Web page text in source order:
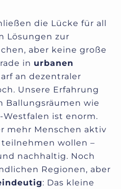
die Lücke für all
Lösungen zur
aber keine große
in urbanen
an dezentraler
Unsere Erfahrung
Ballungsräumen wie
ist enorm.
mehr Menschen aktiv
wollen –
nachhaltig. Noch
Regionen, aber
g: Das kleine